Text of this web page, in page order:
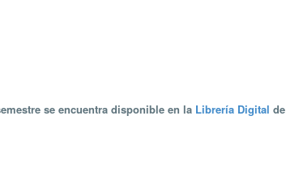
se encuentra disponible en la Librería Digital